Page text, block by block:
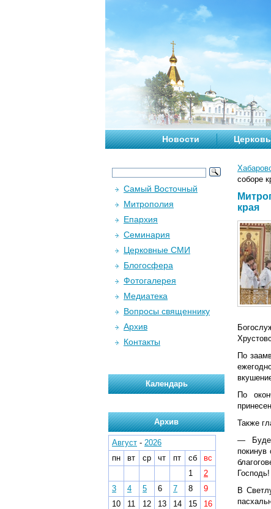
Новости Церковь
соборе
края
По
По
Также
—
покинув
В
Самый Восточный
Митрополия
Епархия
Семинария
Церковные СМИ
Блогосфера
Фотогалерея
Медиатека
Вопросы священнику
Архив
Контакты
Календарь
Архив
Август - 2026
пн
вт ср чт пт сб
вс
1
2
3
4 5 6 7 8
9
10
11 12 13 14 15
16